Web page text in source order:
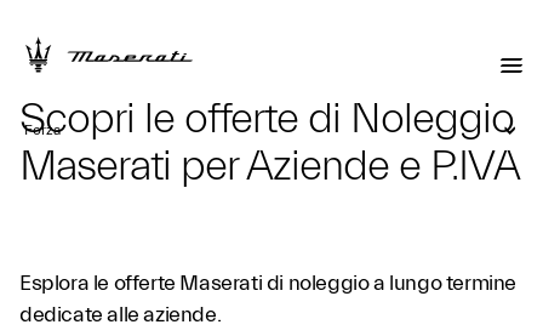
Forza
Scopri le offerte di Noleggio
Maserati per Aziende e P.IVA
Esplora le offerte Maserati di noleggio a lungo termine
dedicate alle aziende.